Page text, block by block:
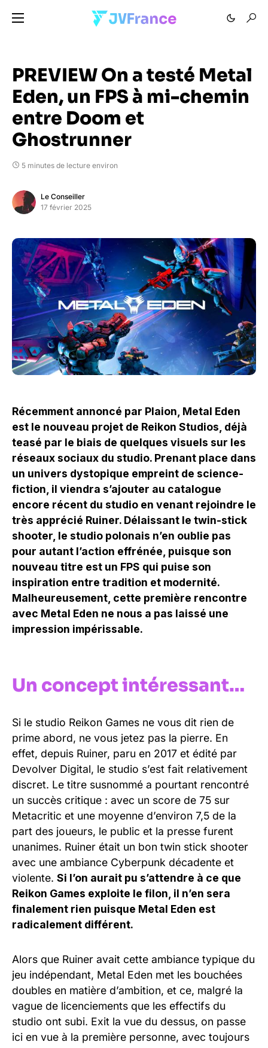
PREVIEW On a testé Metal
Eden, un FPS à mi-chemin
entre Doom et
Ghostrunner
5 minutes de lecture environ
Le Conseiller
17 février 2025
Récemment annoncé par Plaion, Metal Eden
est le nouveau projet de Reikon Studios, déjà
teasé par le biais de quelques visuels sur les
réseaux sociaux du studio. Prenant place dans
un univers dystopique empreint de science-
fiction, il viendra s’ajouter au catalogue
encore récent du studio en venant rejoindre le
très apprécié Ruiner. Délaissant le twin-stick
shooter, le studio polonais n’en oublie pas
pour autant l’action effrénée, puisque son
nouveau titre est un FPS qui puise son
inspiration entre tradition et modernité.
Malheureusement, cette première rencontre
avec Metal Eden ne nous a pas laissé une
impression impérissable.
Un concept intéressant…
Si le studio Reikon Games ne vous dit rien de
prime abord, ne vous jetez pas la pierre. En
effet, depuis Ruiner, paru en 2017 et édité par
Devolver Digital, le studio s’est fait relativement
discret. Le titre susnommé a pourtant rencontré
un succès critique : avec un score de 75 sur
Metacritic et une moyenne d’environ 7,5 de la
part des joueurs, le public et la presse furent
unanimes. Ruiner était un bon twin stick shooter
avec une ambiance Cyberpunk décadente et
violente. Si l’on aurait pu s’attendre à ce que
Reikon Games exploite le filon, il n’en sera
finalement rien puisque Metal Eden est
radicalement différent.
Alors que Ruiner avait cette ambiance typique du
jeu indépendant, Metal Eden met les bouchées
doubles en matière d’ambition, et ce, malgré la
vague de licenciements que les effectifs du
studio ont subi. Exit la vue du dessus, on passe
ici en vue à la première personne, avec toujours